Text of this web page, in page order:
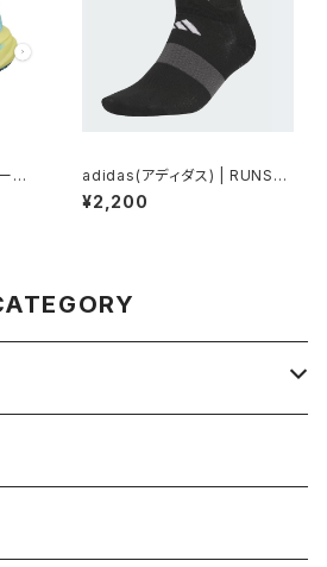
ズS
adidas(アディダス) | RUNSO
CKS | Black / Grey Six
¥2,200